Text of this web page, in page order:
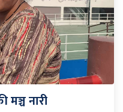
मञ्च नारी